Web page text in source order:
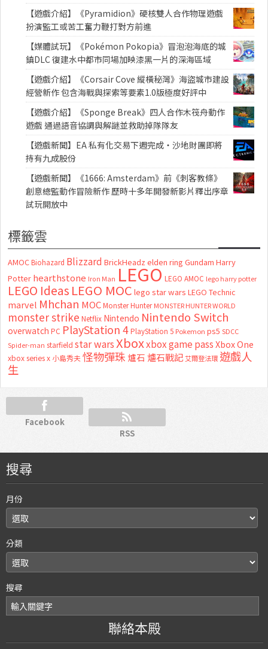
【遊戲介紹】《Pyramidion》硬核雙人合作物理遊戲
扮演監工或苦工奮力鞭打對方前進
【媒體試玩】《Pokémon Pokopia》冒泡泡海底的城
鎮DLC 復建水中都市同場加映漆黑一片的深海區域
【遊戲介紹】《Corsair Cove 縱橫秘灣》海盜城市建設
經營新作 包含海戰與探索等要素1.0版極度好評中
【遊戲介紹】《Sponge Break》四人合作木筏舟動作
遊戲 通過語音協調與解謎並救助掉隊隊友
【遊戲新聞】EA 私有化交易下週完成・沙地財團即將
持有九成股份
【遊戲新聞】《1666: Amsterdam》前《刺客教條》
創意總監動作冒險新作 歷時十多年開發新影片釋出序章
試玩開放中
標籤雲
AMOC Biohazard Blizzard BrickHeadz elden ring Gundam Harry
Potter hearthstone Iron Man LEGO LEGO AMOC lego harry potter
LEGO Ideas LEGO MOC lego star wars LEGO Technic
marvel Mhchan MOC Monster Hunter MONSTER HUNTER WORLD
monster strike Netflix Nintendo Nintendo Switch
overwatch PC PlayStation 4 PlayStation 5 Pokemon ps5 SDCC
Spider-man starfield star wars Xboxxbox game passXbox One
xbox series x 小島秀夫怪物彈珠 爐石 爐石戰記艾爾登法環 遊戲人
生
Facebook
RSS
搜尋
月份
分類
搜尋
聯絡本殿